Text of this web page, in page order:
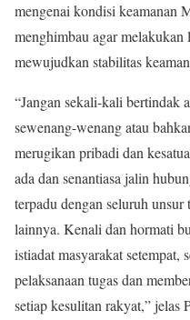
mengenai kondisi keamanan
menghimbau agar
mewujudkan stabilitas
“Jangan sekali-kali bertindak
sewenang-wenang atau
merugikan pribadi dan
ada dan senantiasa jalin
terpadu dengan seluruh unsur
lainnya. Kenali dan hormati
istiadat masyarakat setempat,
pelaksanaan tugas dan
setiap kesulitan rakyat,” jelas